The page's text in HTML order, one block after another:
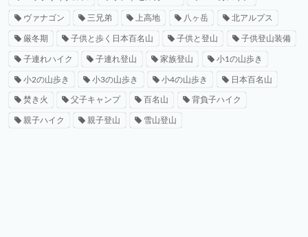
ヴァナゴン 三兄弟 上高地 八ヶ岳 北アルプス
厳冬期 子供と歩く日本百名山 子供と登山 子供登山装備
子連れハイク 子連れ登山 家族登山 小1の山歩き
小2の山歩き 小3の山歩き 小4の山歩き 日本百名山
焚き火 父子キャンプ 百名山 背負子ハイク
親子ハイク 親子登山 雪山登山